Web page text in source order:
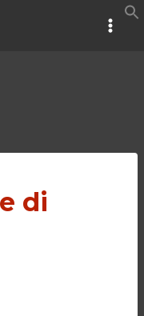
di